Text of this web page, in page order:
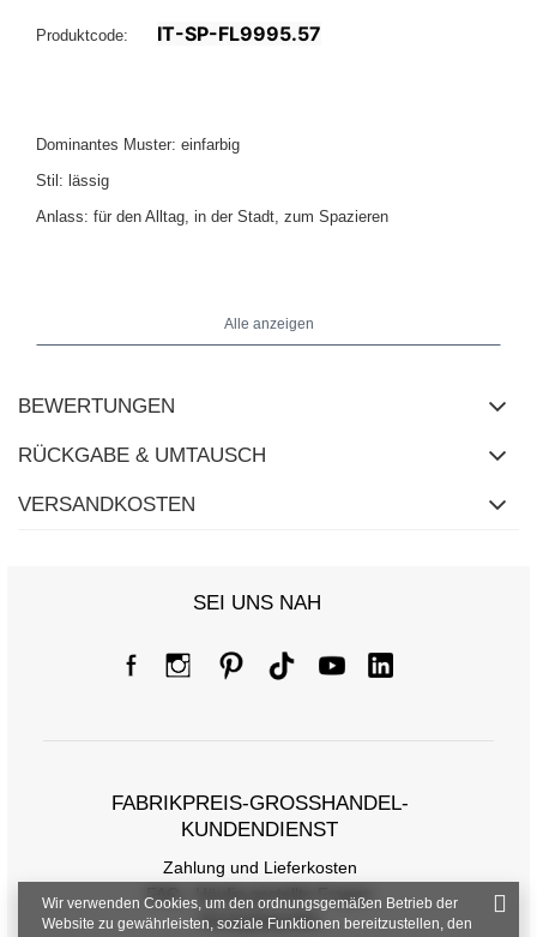
Produktcode: IT-SP-FL9995.57
Dominantes Muster: einfarbig
Stil: lässig
Anlass: für den Alltag, in der Stadt, zum Spazieren
Größentabelle
Maße flach gemessen (+/- 1cm)
[F] Taillenumfang 78
Alle anzeigen
BEWERTUNGEN
RÜCKGABE & UMTAUSCH
VERSANDKOSTEN
SEI UNS NAH
FABRIKPREIS-GROSSHANDEL-K
UNDENDIENST
Zahlung und Lieferkosten
FAQ - Häufig gestellte Fragen
Rückgabepolitik
Wir verwenden Cookies, um den ordnungsgemäßen Betrieb der
Website zu gewährleisten, soziale Funktionen bereitzustellen, den